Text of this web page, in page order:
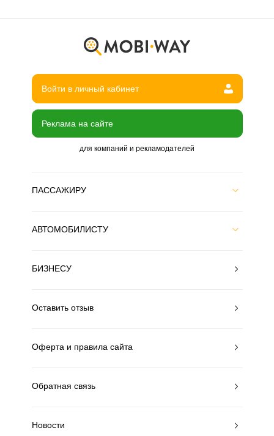
Войти в личный кабинет
Реклама на сайте
для компаний и рекламодателей
ПАССАЖИРУ
АВТОМОБИЛИСТУ
БИЗНЕСУ
Оставить отзыв
Оферта и правила сайта
Обратная связь
Новости